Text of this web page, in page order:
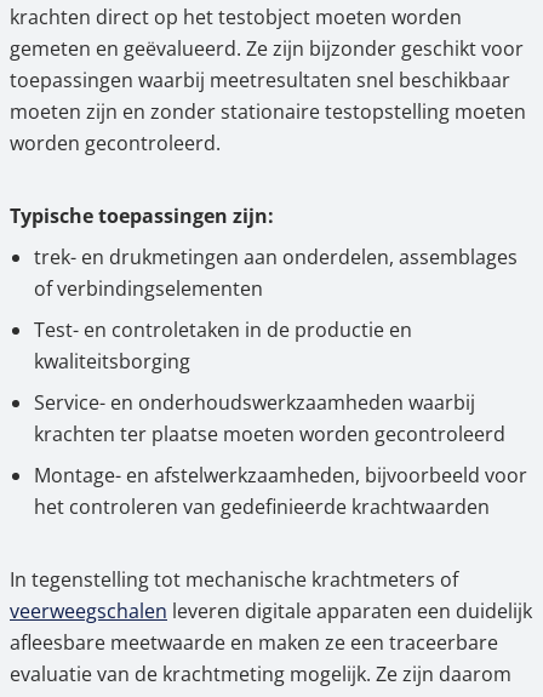
krachten direct op het testobject moeten worden
gemeten en geëvalueerd. Ze zijn bijzonder geschikt voor
toepassingen waarbij meetresultaten snel beschikbaar
moeten zijn en zonder stationaire testopstelling moeten
worden gecontroleerd.
Typische toepassingen zijn:
trek- en drukmetingen aan onderdelen, assemblages
of verbindingselementen
Test- en controletaken in de productie en
kwaliteitsborging
Service- en onderhoudswerkzaamheden waarbij
krachten ter plaatse moeten worden gecontroleerd
Montage- en afstelwerkzaamheden, bijvoorbeeld voor
het controleren van gedefinieerde krachtwaarden
In tegenstelling tot mechanische krachtmeters of
veerweegschalen leveren digitale apparaten een duidelijk
afleesbare meetwaarde en maken ze een traceerbare
evaluatie van de krachtmeting mogelijk. Ze zijn daarom